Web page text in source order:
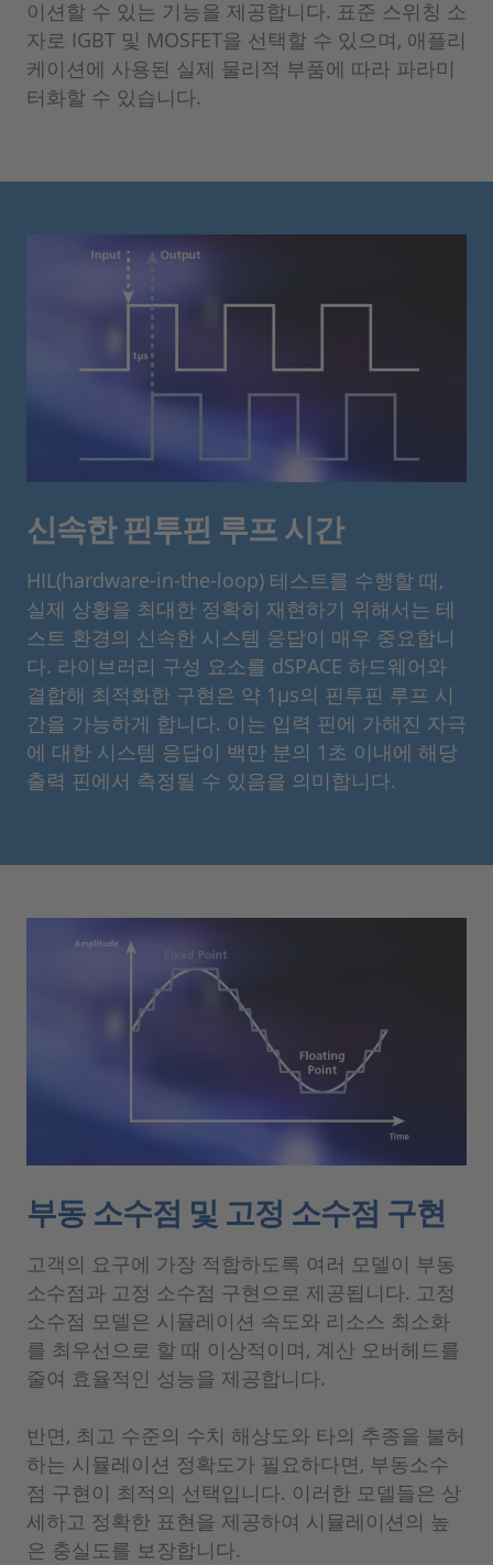
이션할 수 있는 기능을 제공합니다. 표준 스위칭 소
자로 IGBT 및 MOSFET을 선택할 수 있으며, 애플리
케이션에 사용된 실제 물리적 부품에 따라 파라미
터화할 수 있습니다.
신속한 핀투핀 루프 시간
HIL(hardware-in-the-loop) 테스트를 수행할 때,
실제 상황을 최대한 정확히 재현하기 위해서는 테
스트 환경의 신속한 시스템 응답이 매우 중요합니
다. 라이브러리 구성 요소를 dSPACE 하드웨어와
결합해 최적화한 구현은 약 1µs의 핀투핀 루프 시
간을 가능하게 합니다. 이는 입력 핀에 가해진 자극
에 대한 시스템 응답이 백만 분의 1초 이내에 해당
출력 핀에서 측정될 수 있음을 의미합니다.
부동 소수점 및 고정 소수점 구현
고객의 요구에 가장 적합하도록 여러 모델이 부동
소수점과 고정 소수점 구현으로 제공됩니다. 고정
소수점 모델은 시뮬레이션 속도와 리소스 최소화
를 최우선으로 할 때 이상적이며, 계산 오버헤드를
줄여 효율적인 성능을 제공합니다.
반면, 최고 수준의 수치 해상도와 타의 추종을 불허
하는 시뮬레이션 정확도가 필요하다면, 부동소수
점 구현이 최적의 선택입니다. 이러한 모델들은 상
세하고 정확한 표현을 제공하여 시뮬레이션의 높
은 충실도를 보장합니다.